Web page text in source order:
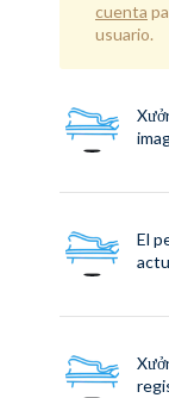
cuenta
usuario.
El